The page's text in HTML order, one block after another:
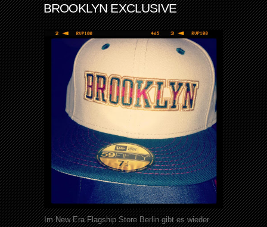
BROOKLYN EXCLUSIVE
Im New Era Flagship Store Berlin gibt es wieder